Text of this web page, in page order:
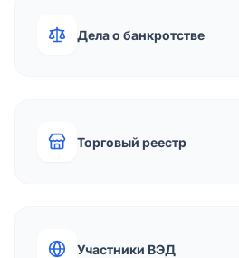
Дела о банкротстве
Торговый реестр
Участники ВЭД